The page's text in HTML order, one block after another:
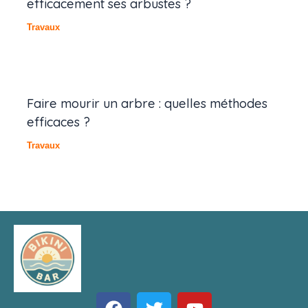
efficacement ses arbustes ?
Travaux
Faire mourir un arbre : quelles méthodes
efficaces ?
Travaux
F
T
Y